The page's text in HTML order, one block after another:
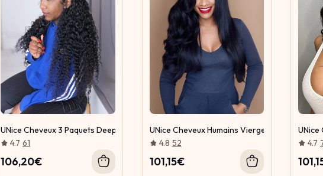
UNice Cheveux 3 Paquets Deep Wave Cheveux Weft Avec 13x4 Lace Frontal
4.7 61
106,20€
UNice Cheveux Humains Vierges Lisses 4
4.8 52
101,15€
UNice
4.7